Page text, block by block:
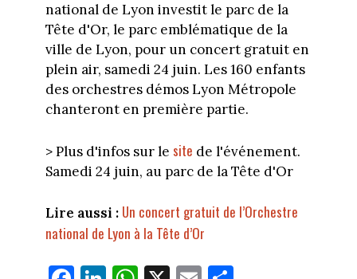
national de Lyon investit le parc de la
Tête d'Or, le parc emblématique de la
ville de Lyon, pour un concert gratuit en
plein air, samedi 24 juin. Les 160 enfants
des orchestres démos Lyon Métropole
chanteront en première partie.
> Plus d'infos sur le site de l'événement.
Samedi 24 juin, au parc de la Tête d'Or
Lire aussi : Un concert gratuit de l’Orchestre
national de Lyon à la Tête d’Or